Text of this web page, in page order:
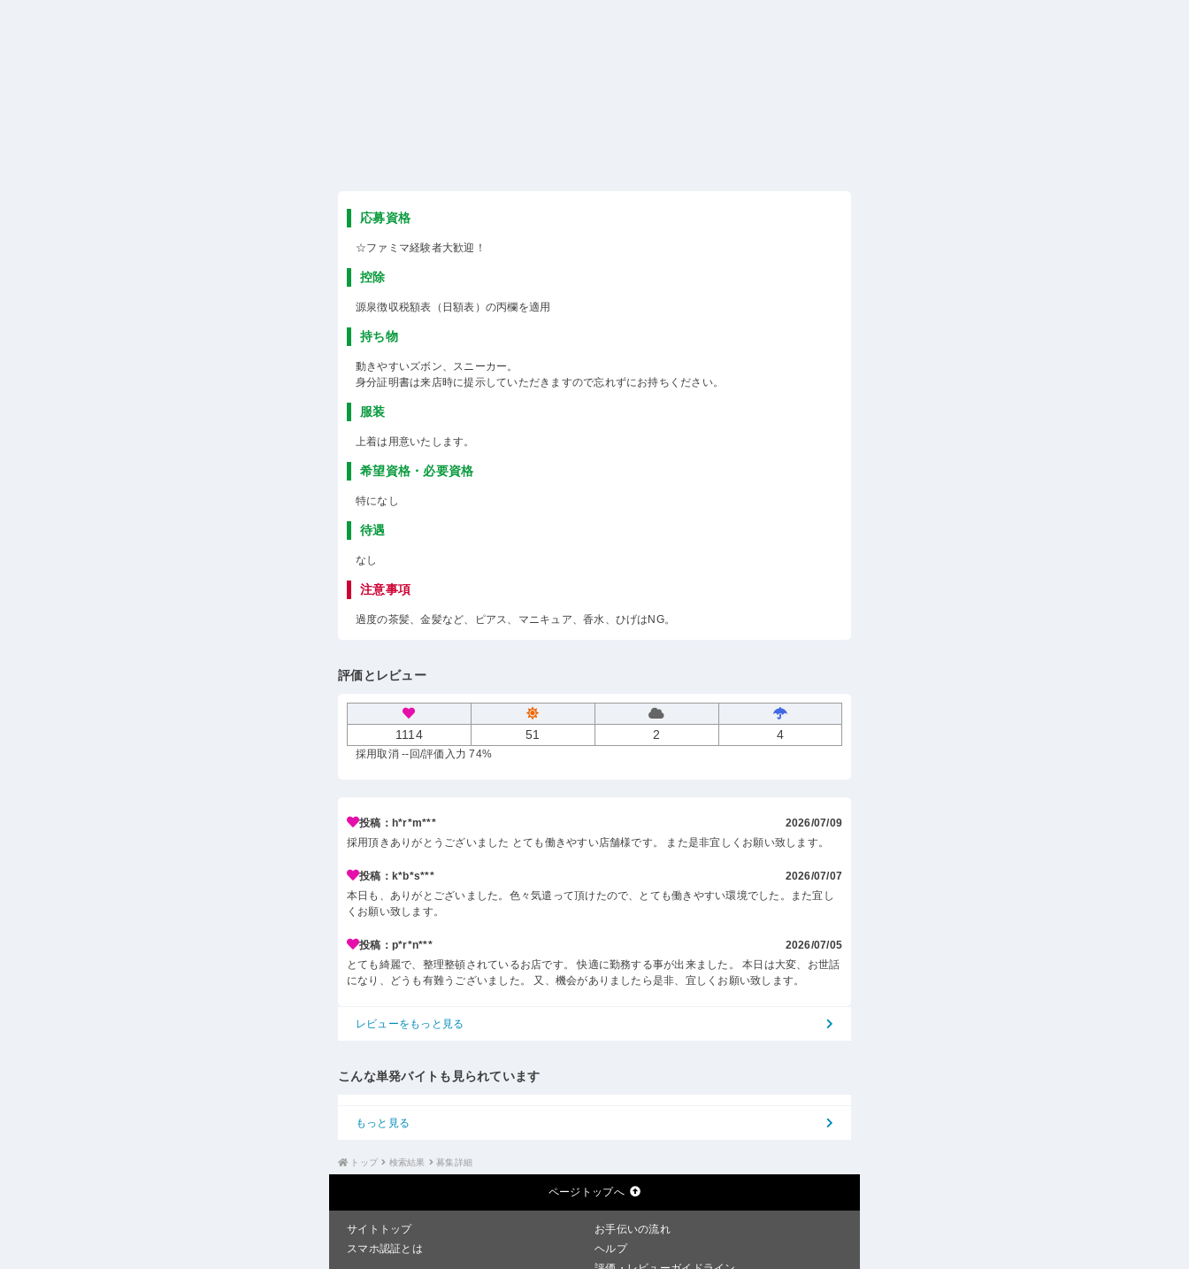
応募資格
☆ファミマ経験者大歓迎！
控除
源泉徴収税額表（日額表）の丙欄を適用
持ち物
動きやすいズボン、スニーカー。
身分証明書は来店時に提示していただきますので忘れずにお持ちください。
服装
上着は用意いたします。
希望資格・必要資格
特になし
待遇
なし
注意事項
過度の茶髪、金髪など、ピアス、マニキュア、香水、ひげはNG。
評価とレビュー
1114 51 2 4
採用取消 --回/評価入力 74%
投稿：h*r*m***
2026/07/09
採用頂きありがとうございました とても働きやすい店舗様です。 また是非宜しくお願い致します。
投稿：k*b*s***
2026/07/07
本日も、ありがとございました。色々気遣って頂けたので、とても働きやすい環境でした。また宜し
くお願い致します。
投稿：p*r*n***
2026/07/05
とても綺麗で、整理整頓されているお店です。 快適に勤務する事が出来ました。 本日は大変、お世話
になり、どうも有難うございました。 又、機会がありましたら是非、宜しくお願い致します。
レビューをもっと見る
こんな単発バイトも見られています
もっと見る
トップ 検索結果 募集詳細
ページトップへ
サイトトップ
お手伝いの流れ
スマホ認証とは
ヘルプ